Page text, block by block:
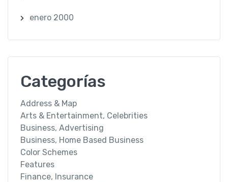
enero 2000
Categorías
Address & Map
Arts & Entertainment, Celebrities
Business, Advertising
Business, Home Based Business
Color Schemes
Features
Finance, Insurance